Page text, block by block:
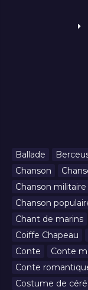
Ballade
Chanson
Chanson militaire
Chanson
Chant de marins
Coiffe Chapeau
Conte
Conte
Conte
Costume de